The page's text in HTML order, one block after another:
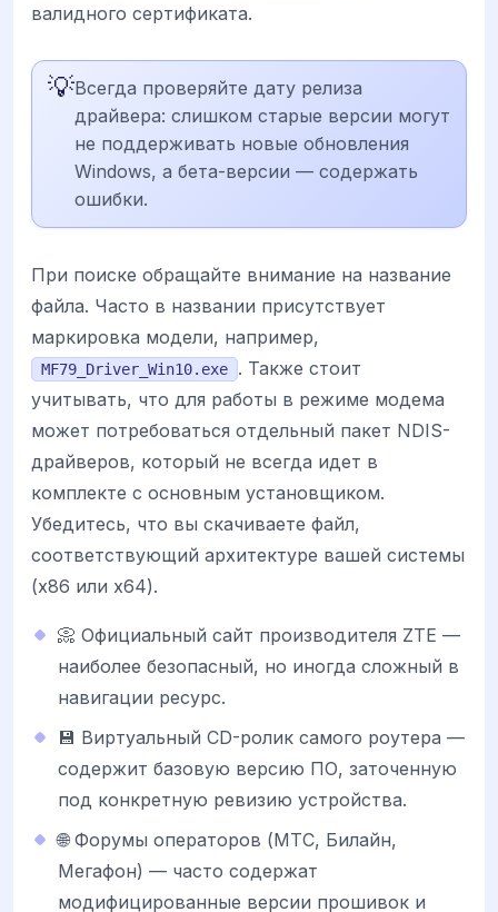
валидного сертификата.
💡Всегда проверяйте дату релиза
драйвера: слишком старые версии могут
не поддерживать новые обновления
Windows, а бета-версии — содержать
ошибки.
При поиске обращайте внимание на название
файла. Часто в названии присутствует
маркировка модели, например,
MF79_Driver_Win10.exe
. Также стоит
учитывать, что для работы в режиме модема
может потребоваться отдельный пакет NDIS-
драйверов, который не всегда идет в
комплекте с основным установщиком.
Убедитесь, что вы скачиваете файл,
соответствующий архитектуре вашей системы
(x86 или x64).
📀 Официальный сайт производителя ZTE —
наиболее безопасный, но иногда сложный в
навигации ресурс.
💾 Виртуальный CD-ролик самого роутера —
содержит базовую версию ПО, заточенную
под конкретную ревизию устройства.
🌐 Форумы операторов (МТС, Билайн,
Мегафон) — часто содержат
модифицированные версии прошивок и